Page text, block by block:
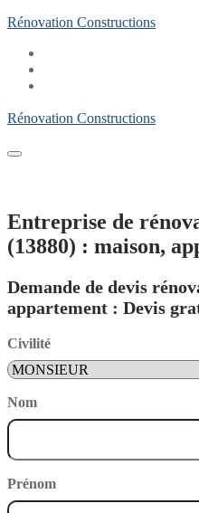
Aller
contenu
Rénovation Constructions
Rénovation Constructions
Entreprise de
(13880) : maison,
Demande de devis
appartement : Devis
Civilité
Nom
Prénom